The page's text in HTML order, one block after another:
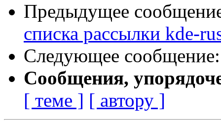
Предыдущее
списка рассылки kde-
Следующее
Сообщения,
[ теме ] [ автору ]